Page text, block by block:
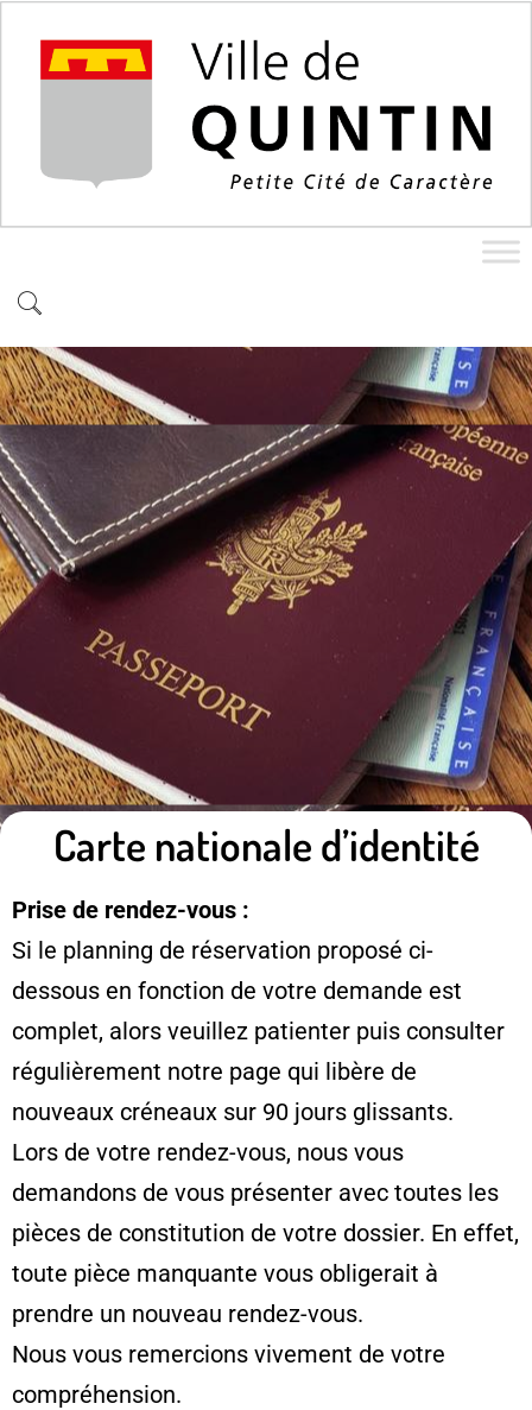
Carte nationale d’identité
Prise de rendez-vous :
Si le planning de réservation proposé ci-
dessous en fonction de votre demande est
complet, alors veuillez patienter puis consulter
régulièrement notre page qui libère de
nouveaux créneaux sur 90 jours glissants.
Lors de votre rendez-vous, nous vous
demandons de vous présenter avec toutes les
pièces de constitution de votre dossier. En effet,
toute pièce manquante vous obligerait à
prendre un nouveau rendez-vous.
Nous vous remercions vivement de votre
compréhension.